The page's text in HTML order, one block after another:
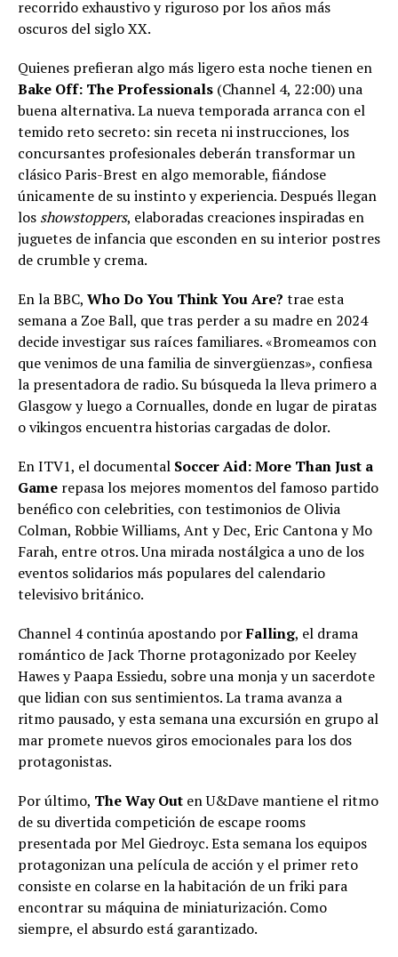
recorrido exhaustivo y riguroso por los años más
oscuros del siglo XX.
Quienes prefieran algo más ligero esta noche tienen en
Bake Off: The Professionals (Channel 4, 22:00) una
buena alternativa. La nueva temporada arranca con el
temido reto secreto: sin receta ni instrucciones, los
concursantes profesionales deberán transformar un
clásico Paris-Brest en algo memorable, fiándose
únicamente de su instinto y experiencia. Después llegan
los showstoppers, elaboradas creaciones inspiradas en
juguetes de infancia que esconden en su interior postres
de crumble y crema.
En la BBC, Who Do You Think You Are? trae esta
semana a Zoe Ball, que tras perder a su madre en 2024
decide investigar sus raíces familiares. «Bromeamos con
que venimos de una familia de sinvergüenzas», confiesa
la presentadora de radio. Su búsqueda la lleva primero a
Glasgow y luego a Cornualles, donde en lugar de piratas
o vikingos encuentra historias cargadas de dolor.
En ITV1, el documental Soccer Aid: More Than Just a
Game repasa los mejores momentos del famoso partido
benéfico con celebrities, con testimonios de Olivia
Colman, Robbie Williams, Ant y Dec, Eric Cantona y Mo
Farah, entre otros. Una mirada nostálgica a uno de los
eventos solidarios más populares del calendario
televisivo británico.
Channel 4 continúa apostando porFalling, el drama
romántico de Jack Thorne protagonizado por Keeley
Hawes y Paapa Essiedu, sobre una monja y un sacerdote
que lidian con sus sentimientos. La trama avanza a
ritmo pausado, y esta semana una excursión en grupo al
mar promete nuevos giros emocionales para los dos
protagonistas.
Por último, The Way Out en U&Dave mantiene el ritmo
de su divertida competición de escape rooms
presentada por Mel Giedroyc. Esta semana los equipos
protagonizan una película de acción y el primer reto
consiste en colarse en la habitación de un friki para
encontrar su máquina de miniaturización. Como
siempre, el absurdo está garantizado.